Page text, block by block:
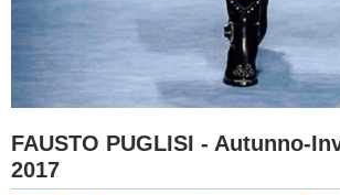
FAUSTO PUGLISI - Autunno-
2017